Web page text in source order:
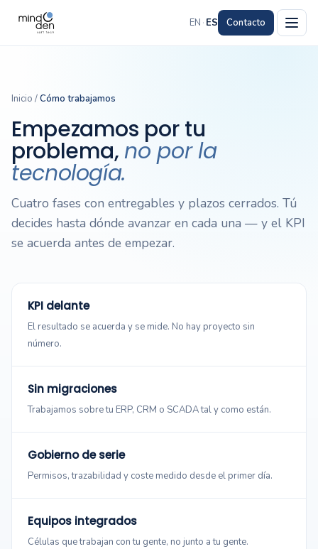
EN · ES Contacto
Inicio /Cómo trabajamos
Empezamos por tu
problema,no por la
tecnología.
Cuatro fases con entregables y plazos cerrados. Tú
decides hasta dónde avanzar en cada una — y el KPI
se acuerda antes de empezar.
KPI delante
El resultado se acuerda y se mide. No hay proyecto sin
número.
Sin migraciones
Trabajamos sobre tu ERP, CRM o SCADA tal y como están.
Gobierno de serie
Permisos, trazabilidad y coste medido desde el primer día.
Equipos integrados
Células que trabajan con tu gente, no junto a tu gente.